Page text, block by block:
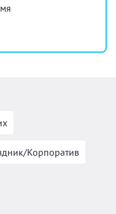
Корпоратив